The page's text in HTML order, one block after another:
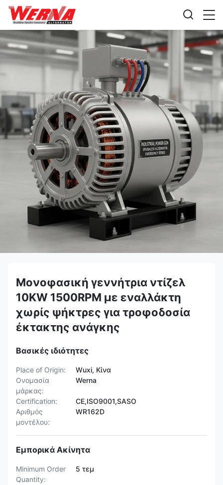
Μονοφασική γεννήτρια ντίζελ
10KW 1500RPM με εναλλάκτη
χωρίς ψήκτρες για τροφοδοσία
έκτακτης ανάγκης
Βασικές ιδιότητες
Place of Origin:
Wuxi, Κίνα
Ονομασία
μάρκας:
Werna
Certification:
CE,ISO9001,SASO
Αριθμός
μοντέλου:
WR162D
Εμπορικά Ακίνητα
Minimum Order
Quantity:
5 τεμ